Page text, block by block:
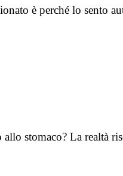
è perché lo sento
stomaco? La realtà